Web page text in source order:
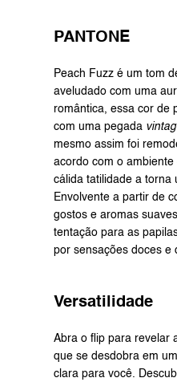
PANTONE
Peach Fuzz é um tom
aveludado com uma
romântica, essa cor de
com uma pegada
mesmo assim foi
acordo com o
cálida tatilidade a torna
Envolvente a partir de
gostos e aromas
tentação para as
por sensações doces e
Versatilidade
Abra o flip para revelar
que se desdobra em
clara para você.